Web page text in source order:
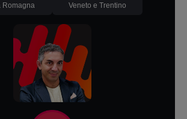
Romagna Veneto e Trentino